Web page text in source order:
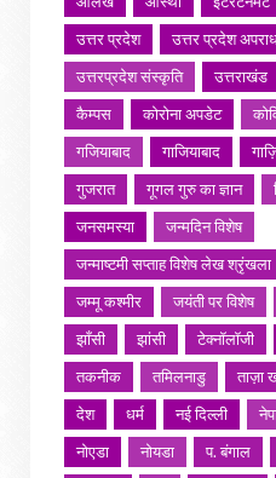
उत्तर प्रदेश
उत्तर प्रदेश
उत्तरप्रदेश संस्कृति
उत्तराखंड
कैम्पस
कोरोना अपडेट
गजियाबाद
गाजियाबाद
गुजरात
गूगल गुरु का ज्ञान
जनसमस्या
जन्मदिन विशेष
जन्माष्टमी सप्ताह विशेष लेख श्रृंखला
जम्मू कश्मीर
जयंती पर विशेष
झाँसी
झांसी टेक्नॉलॉजी
तकनीक
तमिलनाडु ताज़ा
देश
धर्म नई दिल्ली
नोएडा
नोयडा प. बंगाल